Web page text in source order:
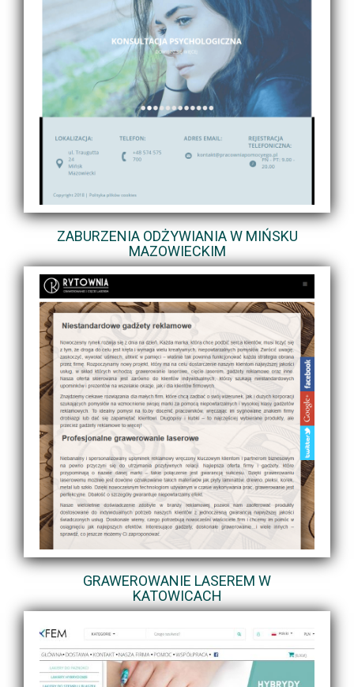
ZABURZENIA ODŻYWIANIA W MIŃSKU
MAZOWIECKIM
GRAWEROWANIE LASEREM W
KATOWICACH